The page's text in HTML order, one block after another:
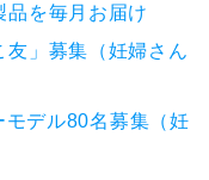
品を毎月お届け
友」募集（妊婦さん
デル80名募集（妊